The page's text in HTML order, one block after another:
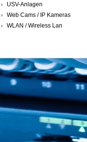
USV-Anlagen
Web Cams / IP Kameras
WLAN / Wireless Lan